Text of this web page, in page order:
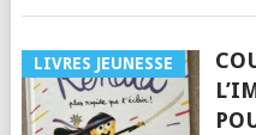
LIVRES JEUNESSE